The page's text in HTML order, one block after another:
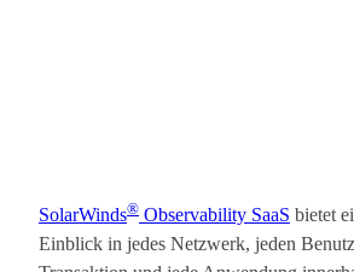
SolarWinds® Observability SaaS bietet
Einblick in jedes Netzwerk, jeden